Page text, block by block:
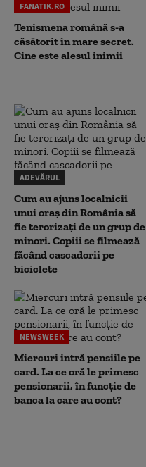
FANATIK.RO
Tenismena română s-a
căsătorit în mare secret.
Cine este alesul inimii
ADEVĂRUL
Cum au ajuns localnicii
unui oraș din România să
fie terorizați de un grup de
minori. Copiii se filmează
făcând cascadorii pe
biciclete
NEWSWEEK
Miercuri intră pensiile pe
card. La ce oră le primesc
pensionarii, în funcție de
banca la care au cont?